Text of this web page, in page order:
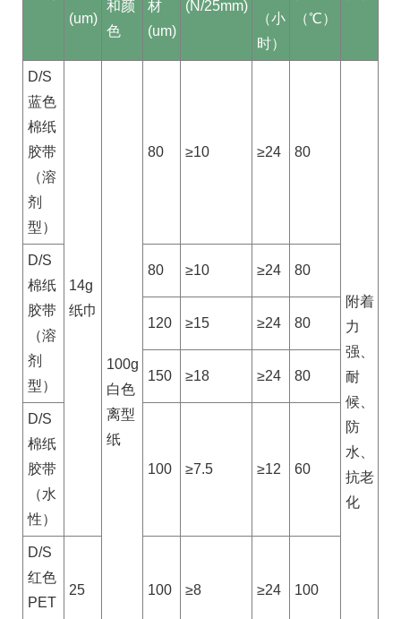
(um)
和颜
色
材
(um)
(N/25mm)
（小
时）
（℃）
D/S
蓝色
棉纸
胶带
（溶
剂
型）
14g
纸巾
100g
白色
离型
纸
80 ≥10 ≥24 80
附着
力
强、
耐
候、
防
水、
抗老
化
D/S
棉纸
胶带
（溶
剂
型）
80 ≥10 ≥24 80
120 ≥15 ≥24 80
150 ≥18 ≥24 80
D/S
棉纸
胶带
（水
性）
100 ≥7.5 ≥12 60
D/S
红色
PET
25 100 ≥8 ≥24 100